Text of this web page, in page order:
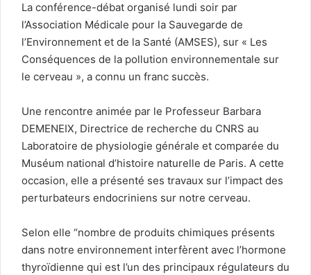
La conférence-débat organisé lundi soir par
l’Association Médicale pour la Sauvegarde de
l’Environnement et de la Santé (AMSES), sur « Les
Conséquences de la pollution environnementale sur
le cerveau », a connu un franc succès.
Une rencontre animée par le Professeur Barbara
DEMENEIX, Directrice de recherche du CNRS au
Laboratoire de physiologie générale et comparée du
Muséum national d’histoire naturelle de Paris. A cette
occasion, elle a présenté ses travaux sur l’impact des
perturbateurs endocriniens sur notre cerveau.
Selon elle “nombre de produits chimiques présents
dans notre environnement interfèrent avec l’hormone
thyroïdienne qui est l’un des principaux régulateurs du